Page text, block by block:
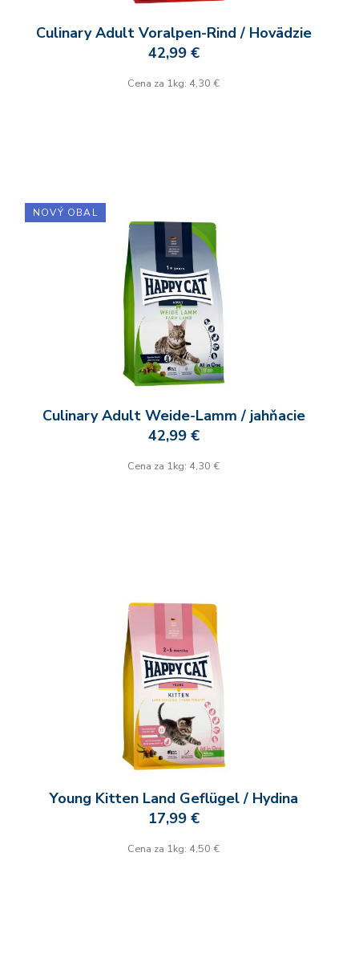
Culinary Adult Voralpen-Rind / Hovädzie
42,99 €
Cena za 1kg: 4,30 €
Culinary Adult Weide-Lamm / jahňacie
42,99 €
Cena za 1kg: 4,30 €
NOVÝ OBAL
Young Kitten Land Geflügel / Hydina
17,99 €
Cena za 1kg: 4,50 €